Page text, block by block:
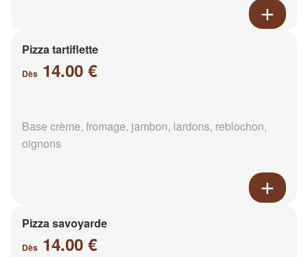
Pizza tartiflette
Dès 14.00 €
Base crème, fromage, jambon, lardons, reblochon,
oignons
Pizza savoyarde
Dès 14.00 €